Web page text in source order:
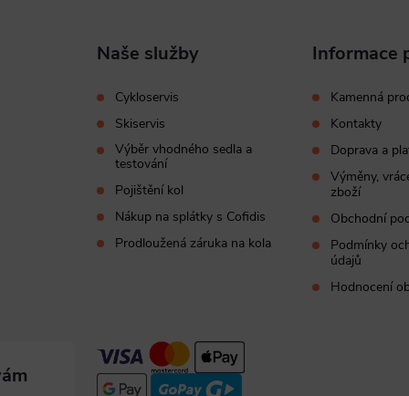
Naše služby
Cykloservis
Skiservis
Výběr vhodného sedla a
testování
Pojištění kol
Nákup na splátky s Cofidis
Prodloužená záruka na kola
Informace
Kamenná
Kontakty
Doprava a
Výměny,
zboží
Obchodní
Podmínky
údajů
Hodnocení